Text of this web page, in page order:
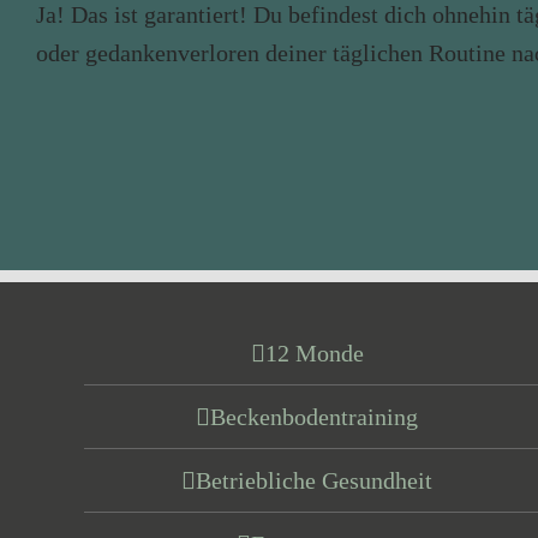
Ja! Das ist garantiert! Du befindest dich ohnehin
oder gedankenverloren deiner täglichen Routine
12 Monde
Beckenbodentraining
Betriebliche Gesundheit